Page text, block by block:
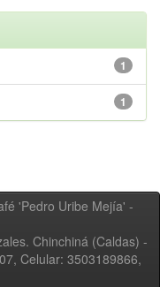
1
1
'Pedro Uribe Mejía' -
Chinchiná (Caldas) -
Celular: 3503189866,